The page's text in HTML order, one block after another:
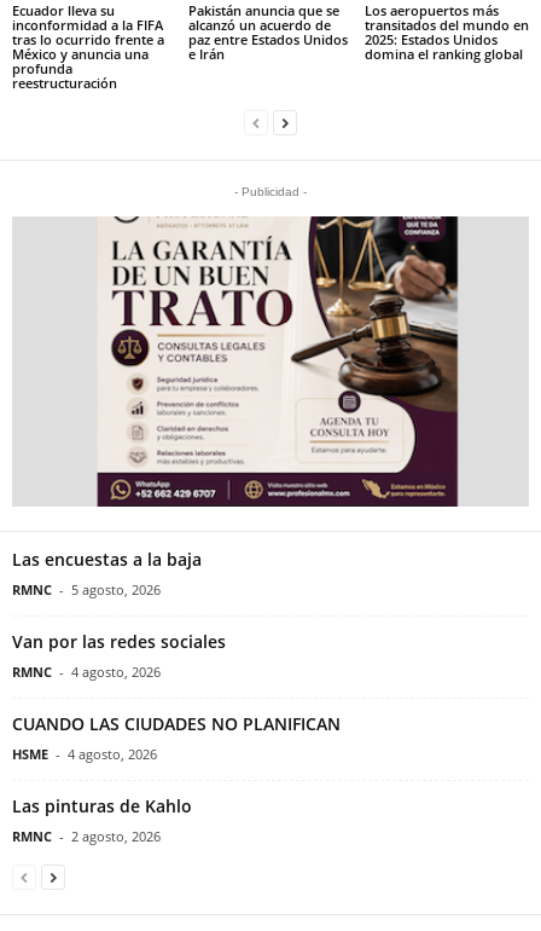
Ecuador lleva su
inconformidad a la FIFA
tras lo ocurrido frente a
México y anuncia una
profunda
reestructuración
Pakistán anuncia que se
alcanzó un acuerdo de
paz entre Estados Unidos
e Irán
Los aeropuertos más
transitados del mundo en
2025: Estados Unidos
domina el ranking global
- Publicidad -
Las encuestas a la baja
RMNC - 5 agosto, 2026
Van por las redes sociales
RMNC - 4 agosto, 2026
CUANDO LAS CIUDADES NO PLANIFICAN
HSME - 4 agosto, 2026
Las pinturas de Kahlo
RMNC - 2 agosto, 2026